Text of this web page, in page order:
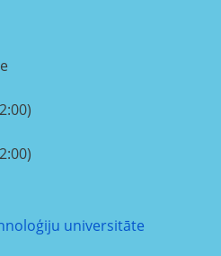
universitāte